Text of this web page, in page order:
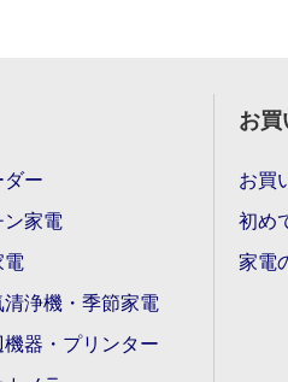
ダー
家電
電
浄機・季節家電
器・プリンター
お買
お買
初め
家電